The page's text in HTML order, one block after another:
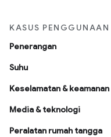
KASUS PENGGUNAAN
Penerangan
Suhu
Keselamatan & keamanan
Media & teknologi
Peralatan rumah tangga